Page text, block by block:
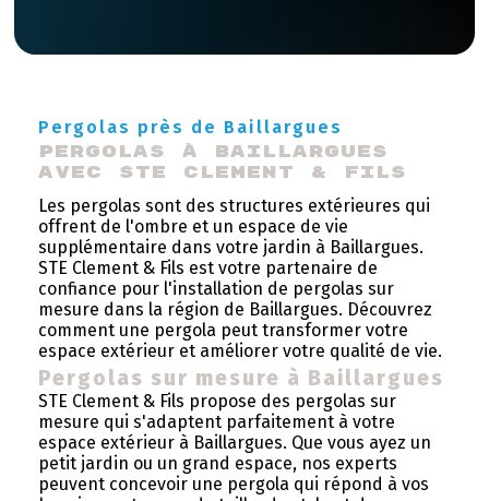
Pergolas près de Baillargues
Pergolas à Baillargues
avec STE Clement & Fils
Les pergolas sont des structures extérieures qui
offrent de l'ombre et un espace de vie
supplémentaire dans votre jardin à Baillargues.
STE Clement & Fils est votre partenaire de
confiance pour l'installation de pergolas sur
mesure dans la région de Baillargues. Découvrez
comment une pergola peut transformer votre
espace extérieur et améliorer votre qualité de vie.
Pergolas sur mesure à Baillargues
STE Clement & Fils propose des pergolas sur
mesure qui s'adaptent parfaitement à votre
espace extérieur à Baillargues. Que vous ayez un
petit jardin ou un grand espace, nos experts
peuvent concevoir une pergola qui répond à vos